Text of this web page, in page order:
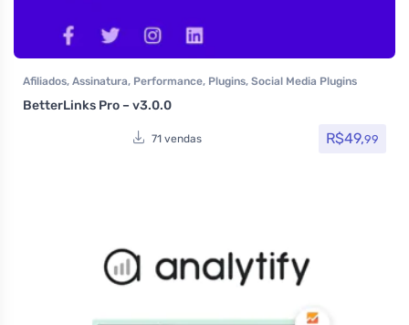
Afiliados, Assinatura, Performance, Plugins, Social Media Plugins
BetterLinks Pro – v3.0.0
71 vendas R$49,99